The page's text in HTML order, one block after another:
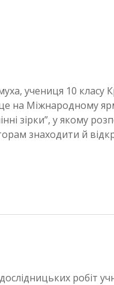
учениця 10 класу
на Міжнародному
зірки”, у якому
знаходити й
робіт